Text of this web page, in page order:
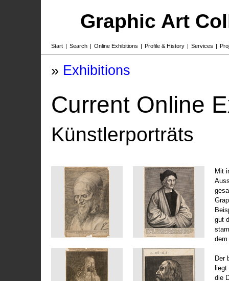
Graphic Art
Start | Search | Online Exhibitions | Profile & History | Services |
» Exhibitions
Current Online
Künstlerporträts
Mit
gut
dem
Der
die